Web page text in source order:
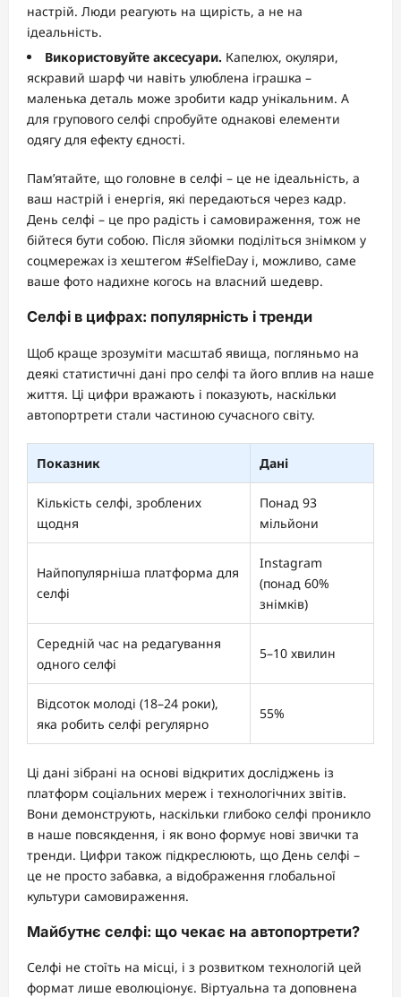
настрій. Люди реагують на щирість, а не на
ідеальність.
Використовуйте аксесуари. Капелюх, окуляри,
яскравий шарф чи навіть улюблена іграшка –
маленька деталь може зробити кадр унікальним. А
для групового селфі спробуйте однакові елементи
одягу для ефекту єдності.
Пам’ятайте, що головне в селфі – це не ідеальність, а
ваш настрій і енергія, які передаються через кадр.
День селфі – це про радість і самовираження, тож не
бійтеся бути собою. Після зйомки поділіться знімком у
соцмережах із хештегом #SelfieDay і, можливо, саме
ваше фото надихне когось на власний шедевр.
Селфі в цифрах: популярність і тренди
Щоб краще зрозуміти масштаб явища, погляньмо на
деякі статистичні дані про селфі та його вплив на наше
життя. Ці цифри вражають і показують, наскільки
автопортрети стали частиною сучасного світу.
Показник Дані
Кількість селфі, зроблених
щодня
Понад 93
мільйони
Найпопулярніша платформа для
селфі
Instagram
(понад 60%
знімків)
Середній час на редагування
одного селфі
5–10 хвилин
Відсоток молоді (18–24 роки),
яка робить селфі регулярно
55%
Ці дані зібрані на основі відкритих досліджень із
платформ соціальних мереж і технологічних звітів.
Вони демонструють, наскільки глибоко селфі проникло
в наше повсякдення, і як воно формує нові звички та
тренди. Цифри також підкреслюють, що День селфі –
це не просто забавка, а відображення глобальної
культури самовираження.
Майбутнє селфі: що чекає на автопортрети?
Селфі не стоїть на місці, і з розвитком технологій цей
формат лише еволюціонує. Віртуальна та доповнена